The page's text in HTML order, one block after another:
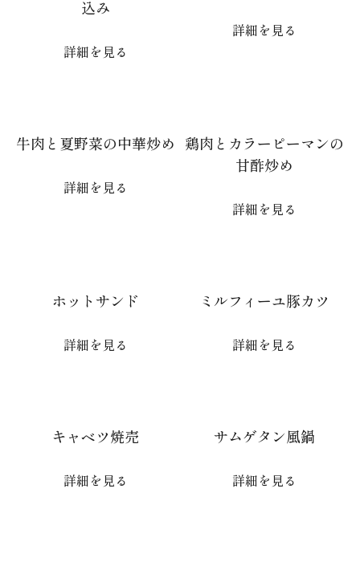
込み
詳細を見る
詳細を見る
牛肉と夏野菜の中華炒め
詳細を見る
鶏肉とカラーピーマンの
甘酢炒め
詳細を見る
ホットサンド
詳細を見る
ミルフィーユ豚カツ
詳細を見る
キャベツ焼売
詳細を見る
サムゲタン風鍋
詳細を見る